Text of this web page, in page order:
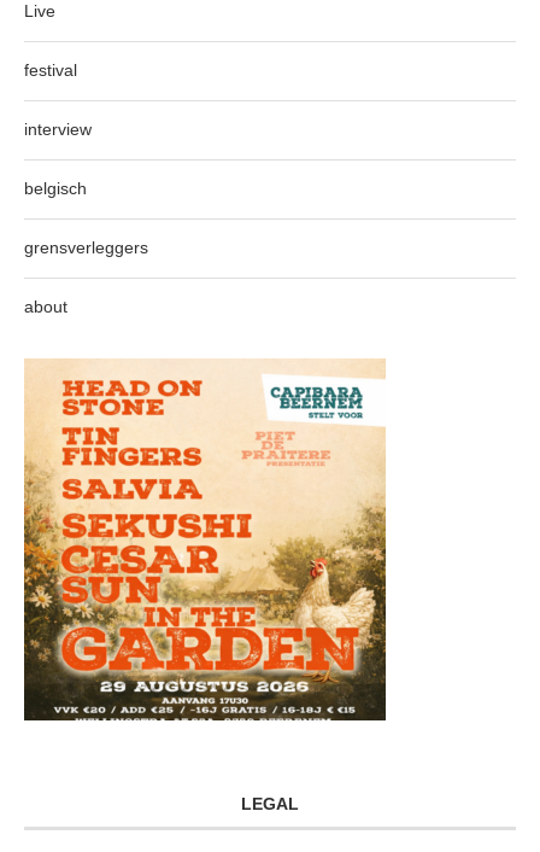
Live
festival
interview
belgisch
grensverleggers
about
LEGAL